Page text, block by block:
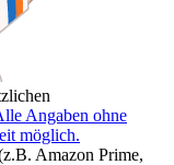
Angaben ohne
möglich.
Amazon Prime,